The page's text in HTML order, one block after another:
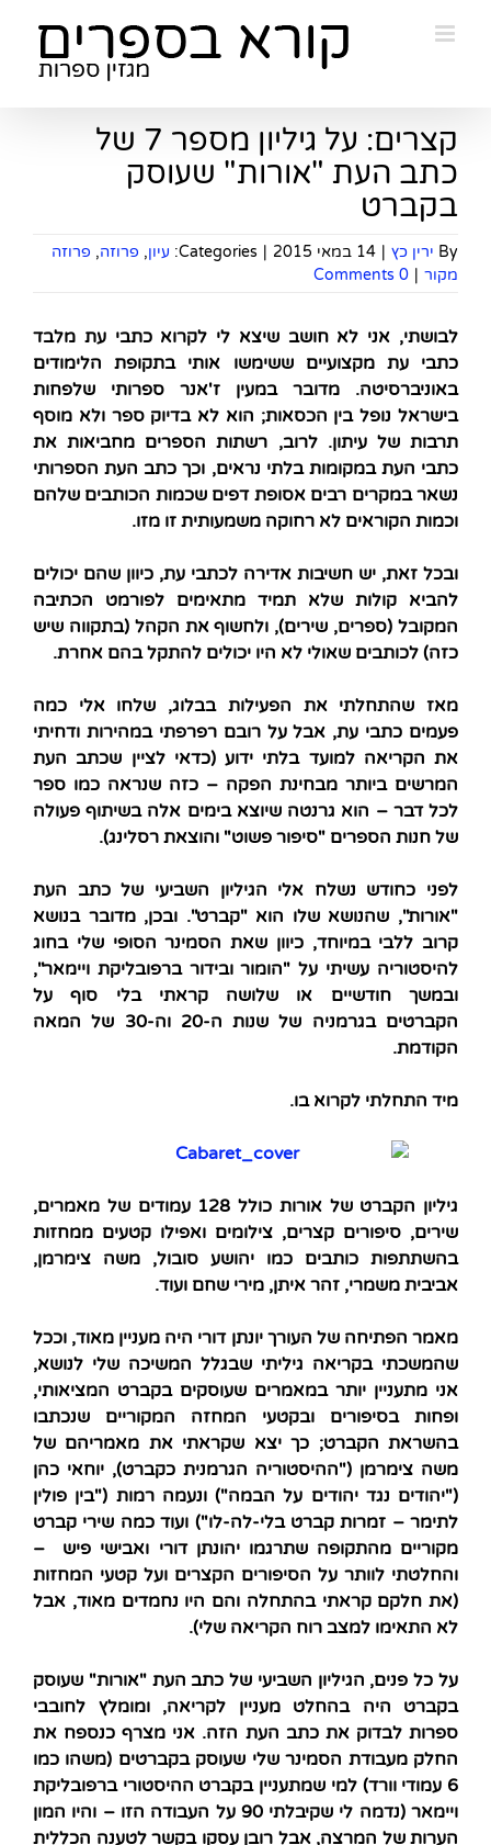
קצרים: על גיליון מספר 7 של
כתב העת "אורות" שעוסק
בקברט
By ירין כץ | 14 במאי 2015 |
Categories: עיון, פרוזה, פרוזה
מקור |
0 Comments
לבושתי, אני לא חושב שיצא לי לקרוא כתבי עת מלבד
כתבי עת מקצועיים ששימשו אותי בתקופת הלימודים
באוניברסיטה. מדובר במעין ז'אנר ספרותי שלפחות
בישראל נופל בין הכסאות; הוא לא בדיוק ספר ולא מוסף
תרבות של עיתון. לרוב, רשתות הספרים מחביאות את
כתבי העת במקומות בלתי נראים, וכך כתב העת הספרותי
נשאר במקרים רבים אסופת דפים שכמות הכותבים שלהם
וכמות הקוראים לא רחוקה משמעותית זו מזו.
ובכל זאת, יש חשיבות אדירה לכתבי עת, כיוון שהם יכולים
להביא קולות שלא תמיד מתאימים לפורמט הכתיבה
המקובל (ספרים, שירים), ולחשוף את הקהל (בתקווה שיש
כזה) לכותבים שאולי לא היו יכולים להתקל בהם אחרת.
מאז שהתחלתי את הפעילות בבלוג, שלחו אלי כמה
פעמים כתבי עת, אבל על רובם רפרפתי במהירות ודחיתי
את הקריאה למועד בלתי ידוע (כדאי לציין שכתב העת
המרשים ביותר מבחינת הפקה – כזה שנראה כמו ספר
לכל דבר – הוא גרנטה שיוצא בימים אלה בשיתוף פעולה
של חנות הספרים "סיפור פשוט" והוצאת רסלינג).
לפני כחודש נשלח אלי הגיליון השביעי של כתב העת
"אורות", שהנושא שלו הוא "קברט". ובכן, מדובר בנושא
קרוב ללבי במיוחד, כיוון שאת הסמינר הסופי שלי בחוג
להיסטוריה עשיתי על "הומור ובידור ברפובליקת ויימאר",
ובמשך חודשיים או שלושה קראתי בלי סוף על
הקברטים בגרמניה של שנות ה-20 וה-30 של המאה
הקודמת.
מיד התחלתי לקרוא בו.
גיליון הקברט של אורות כולל 128 עמודים של מאמרים,
שירים, סיפורים קצרים, צילומים ואפילו קטעים ממחזות
בהשתתפות כותבים כמו יהושע סובול, משה צימרמן,
אביבית משמרי, זהר איתן, מירי שחם ועוד.
מאמר הפתיחה של העורך יונתן דורי היה מעניין מאוד, וככל
שהמשכתי בקריאה גיליתי שבגלל המשיכה שלי לנושא,
אני מתעניין יותר במאמרים שעוסקים בקברט המציאותי,
ופחות בסיפורים ובקטעי המחזה המקוריים שנכתבו
בהשראת הקברט; כך יצא שקראתי את מאמריהם של
משה צימרמן ("ההיסטוריה הגרמנית כקברט), יוחאי כהן
("יהודים נגד יהודים על הבמה") ונעמה רמות ("בין פולין
לתימר – זמרות קברט בלי-לה-לו") ועוד כמה שירי קברט
מקוריים מהתקופה שתרגמו יהונתן דורי ואבישי פיש –
והחלטתי לוותר על הסיפורים הקצרים ועל קטעי המחזות
(את חלקם קראתי בהתחלה והם היו נחמדים מאוד, אבל
לא התאימו למצב רוח הקריאה שלי).
על כל פנים, הגיליון השביעי של כתב העת "אורות" שעוסק
בקברט היה בהחלט מעניין לקריאה, ומומלץ לחובבי
ספרות לבדוק את כתב העת הזה. אני מצרף כנספח את
החלק מעבודת הסמינר שלי שעוסק בקברטים (משהו כמו
6 עמודי וורד) למי שמתעניין בקברט ההיסטורי ברפובליקת
ויימאר (נדמה לי שקיבלתי 90 על העבודה הזו – והיו המון
הערות של המרצה, אבל רובן עסקו בקשר לטענה הכללית